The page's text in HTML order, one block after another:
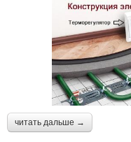
читать дальше →